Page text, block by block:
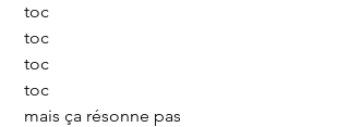
toc
toc
toc
toc
mais ça résonne pas